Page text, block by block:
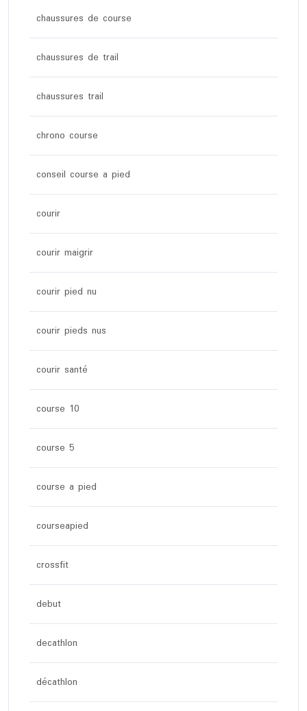
chaussures de course
chaussures de trail
chaussures trail
chrono course
conseil course a pied
courir
courir maigrir
courir pied nu
courir pieds nus
courir santé
course 10
course 5
course a pied
courseapied
crossfit
debut
decathlon
décathlon